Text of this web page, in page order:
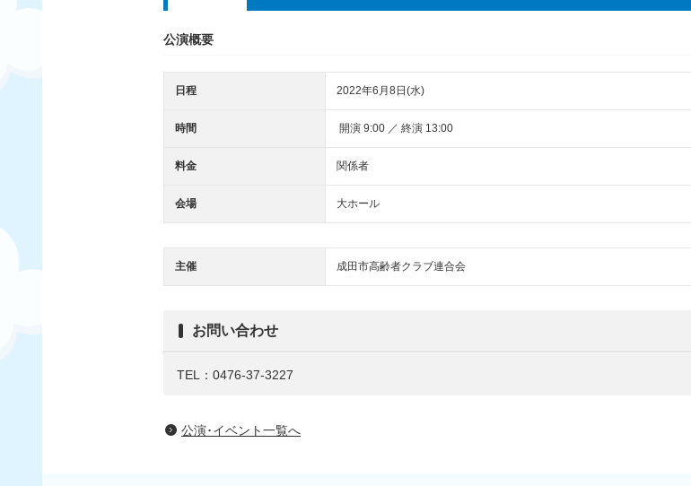
公演概要
日程 2022年6月8日(水)
時間 開演 9:00 ／ 終演 13:00
料金 関係者
会場 大ホール
主催 成田市高齢者クラブ連合会
お問い合わせ
TEL：0476-37-3227
公演･イベント一覧へ